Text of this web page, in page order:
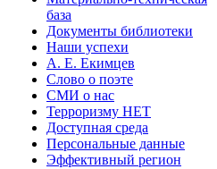
база
Документы библиотеки
Наши успехи
А. Е. Екимцев
Слово о поэте
СМИ о нас
Терроризму НЕТ
Доступная среда
Персональные данные
Эффективный регион